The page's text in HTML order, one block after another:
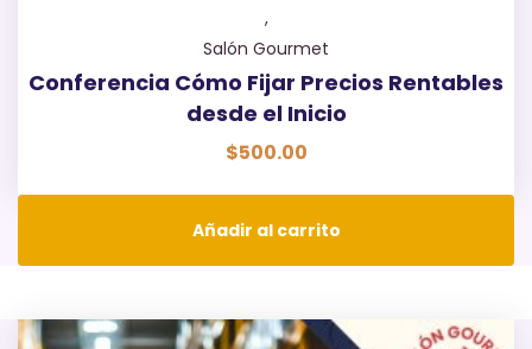
,
Salón Gourmet
Conferencia Cómo Fijar Precios Rentables
desde el Inicio
$500.00
Añadir al carrito